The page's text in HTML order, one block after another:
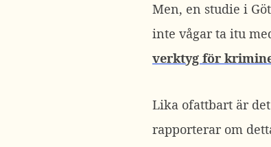
Men, en studie i
inte vågar ta itu
verktyg för
Lika ofattbart är
rapporterar om